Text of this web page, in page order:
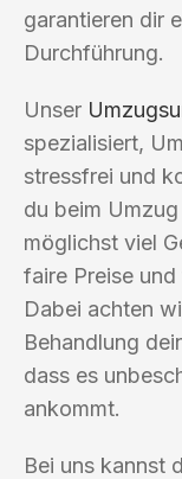
garantieren dir
Durchführung.
Unser
spezialisiert,
stressfrei und
du beim
möglichst viel
faire Preise
Dabei achten
Behandlung
dass es
ankommt.
Bei uns kannst